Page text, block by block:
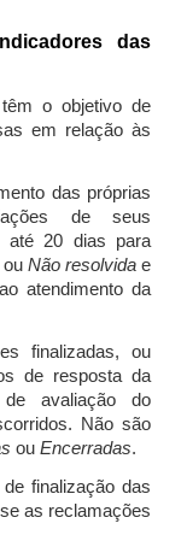
das
têm o objetivo de
em relação às
das próprias
de seus
até 20 dias para
ou Não resolvida e
atendimento da
finalizadas, ou
de resposta da
avaliação do
Não são
ou Encerradas.
finalização das
as reclamações